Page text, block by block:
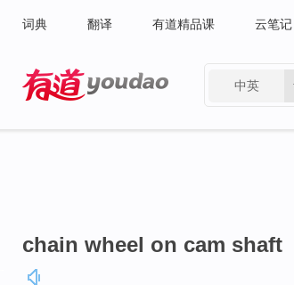
词典 翻译 有道精品课 云笔记
中英
chain wheel on cam shaft